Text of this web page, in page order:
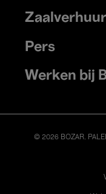
Zaalverhuur
Pers
Werken bij
© 2026 BOZAR.